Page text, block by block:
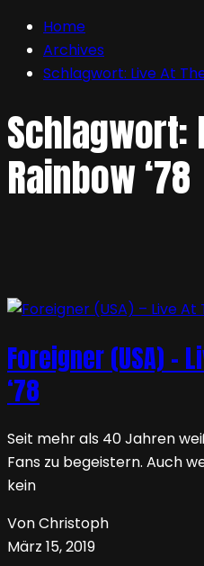
Home
Archives
Schlagwort: Live At
Schlagwort:
Rainbow ‘78
Foreigner (USA) –
‘78
Seit mehr als 40 Jahren
Fans zu begeistern. Auch
kein
Von Christoph
März 15, 2019